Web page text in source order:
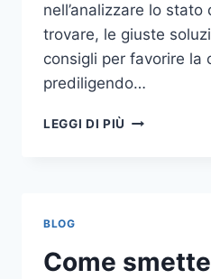
nell’analizzare lo stato
trovare, le giuste
consigli per favorire la
prediligendo…
LEGGI DI PIÙ IL
BLOG
Come